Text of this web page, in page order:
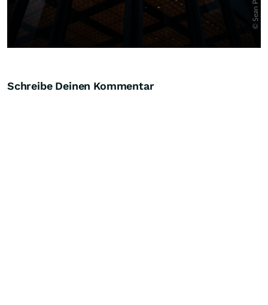
Schreibe Deinen Kommentar